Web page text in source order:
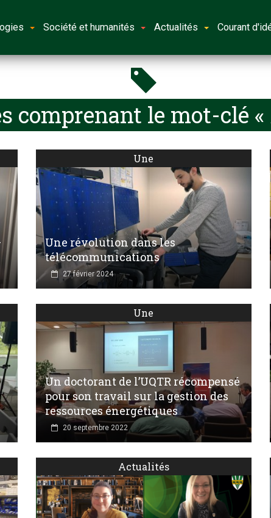
Société et humanités Actualités Courant
comprenant le mot-clé «
Une
Une révolution dans les
télécommunications
27 février 2024
Une
Un doctorant de l’UQTR récompensé
pour son travail sur la gestion des
ressources énergétiques
20 septembre 2022
Actualités